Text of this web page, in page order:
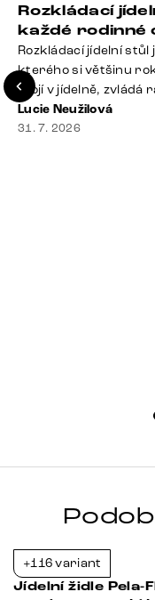
Rozkládací
každé rodinné
Rozkládací jídelní
kterého si většinu
stojí v jídelně, zvládá
hromadu dopisů,
ale přijdou Vánoce,
Lucie Neužilová
31. 7. 2026
+116 variant
Jídelní židle Pela-